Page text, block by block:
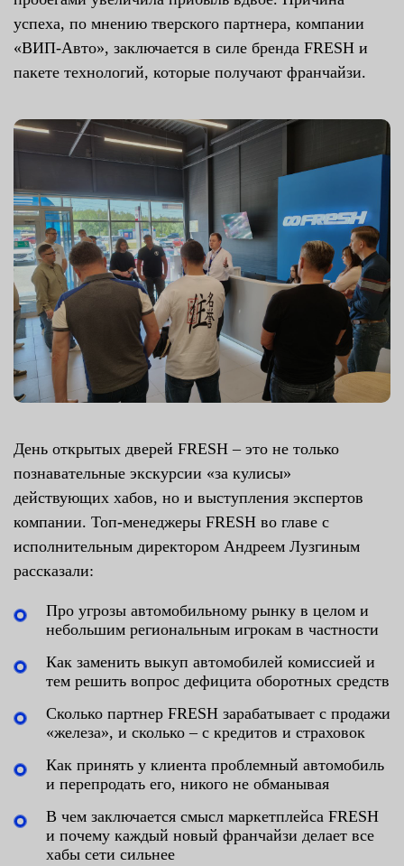
успеха, по мнению тверского партнера, компании
«ВИП-Авто», заключается в силе бренда FRESH и
пакете технологий, которые получают франчайзи.
День открытых дверей FRESH – это не только
познавательные экскурсии «за кулисы»
действующих хабов, но и выступления экспертов
компании. Топ-менеджеры FRESH во главе с
исполнительным директором Андреем Лузгиным
рассказали:
Про угрозы автомобильному рынку в целом и
небольшим региональным игрокам в частности
Как заменить выкуп автомобилей комиссией и
тем решить вопрос дефицита оборотных средств
Сколько партнер FRESH зарабатывает с продажи
«железа», и сколько – с кредитов и страховок
Как принять у клиента проблемный автомобиль
и перепродать его, никого не обманывая
В чем заключается смысл маркетплейса FRESH
и почему каждый новый франчайзи делает все
хабы сети сильнее